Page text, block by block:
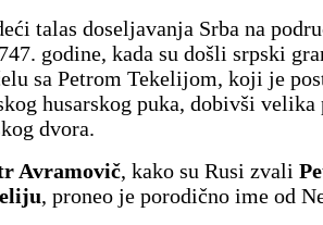
talas doseljavanja Srba na
godine, kada su došli srpski
sa Petrom Tekelijom, koji je
husarskog puka, dobivši
dvora.
Avramovič, kako su Rusi zvali
, proneo je porodično ime od